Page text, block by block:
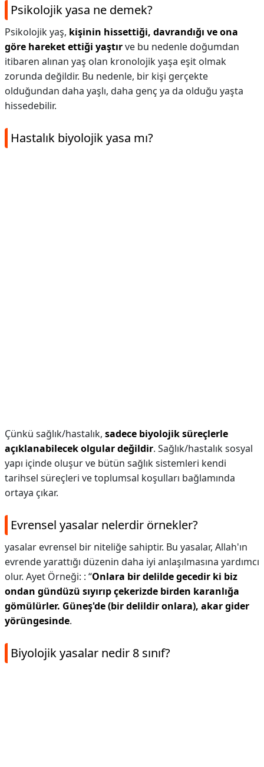
Psikolojik yasa ne demek?
Psikolojik yaş, kişinin hissettiği, davrandığı ve ona
göre hareket ettiği yaştırve bu nedenle doğumdan
itibaren alınan yaş olan kronolojik yaşa eşit olmak
zorunda değildir. Bu nedenle, bir kişi gerçekte
olduğundan daha yaşlı, daha genç ya da olduğu yaşta
hissedebilir.
Hastalık biyolojik yasa mı?
Çünkü sağlık/hastalık, sadece biyolojik süreçlerle
açıklanabilecek olgular değildir. Sağlık/hastalık sosyal
yapı içinde oluşur ve bütün sağlık sistemleri kendi
tarihsel süreçleri ve toplumsal koşulları bağlamında
ortaya çıkar.
Evrensel yasalar nelerdir örnekler?
yasalar evrensel bir niteliğe sahiptir. Bu yasalar, Allah'ın
evrende yarattığı düzenin daha iyi anlaşılmasına yardımcı
olur. Ayet Örneği: : “Onlara bir delilde gecedir ki biz
ondan gündüzü sıyırıp çekerizde birden karanlığa
gömülürler. Güneş'de (bir delildir onlara), akar gider
yörüngesinde.
Biyolojik yasalar nedir 8 sınıf?